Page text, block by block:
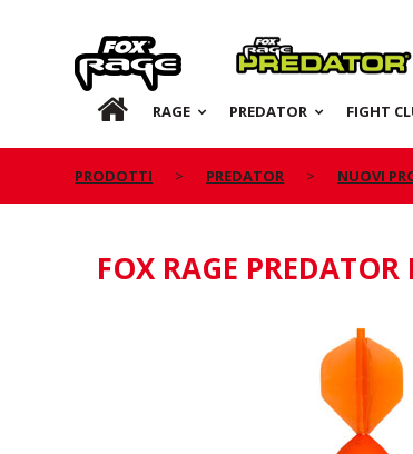
Rage Predator
IT RAGE PREDATOR FIGHT
PRODOTTI PREDATOR NUOVI
FOX RAGE